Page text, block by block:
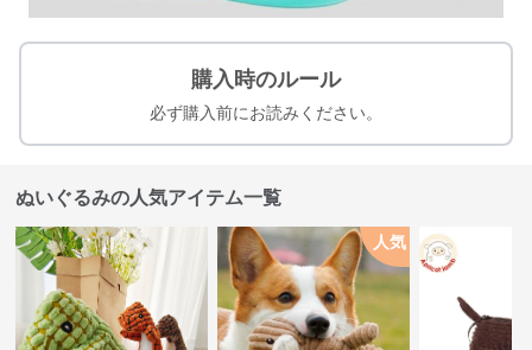
購入時のルール
必ず購入前にお読みください。
ぬいぐるみの人気アイテム一覧
人気